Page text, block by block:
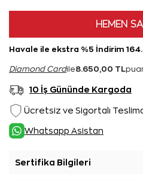
HEMEN
Havale ile ekstra %5 İndirim
Diamond Cardile8.650,00 TL
10 İş Gününde Kargoda
Ücretsiz ve Sigortalı
Whatsapp Asistan
Sertifika Bilgileri